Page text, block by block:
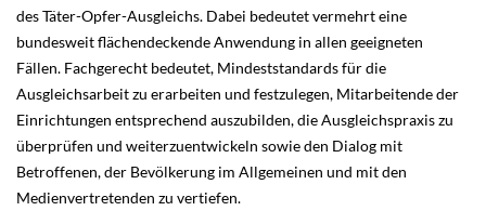
des Täter-Opfer-Ausgleichs. Dabei bedeutet vermehrt eine
bundesweit flächendeckende Anwendung in allen geeigneten
Fällen. Fachgerecht bedeutet, Mindeststandards für die
Ausgleichsarbeit zu erarbeiten und festzulegen, Mitarbeitende der
Einrichtungen entsprechend auszubilden, die Ausgleichspraxis zu
überprüfen und weiterzuentwickeln sowie den Dialog mit
Betroffenen, der Bevölkerung im Allgemeinen und mit den
Medienvertretenden zu vertiefen.